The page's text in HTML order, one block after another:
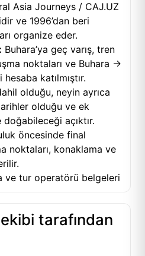
Asia Journeys / CAJ.UZ
ve 1996’dan beri
organize eder.
Buhara’ya geç varış, tren
noktaları ve Buhara →
katılmıştır.
olduğu, neyin ayrıca
olduğu ve ek
açıktır.
öncesinde final
noktaları, konaklama ve
ve tur operatörü belgeleri
tarafından